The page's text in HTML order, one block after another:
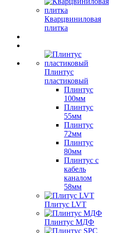
Кварцвиниловая
плитка
Плинтус
пластиковый
Плинтус
100мм
Плинтус
55мм
Плинтус
72мм
Плинтус
80мм
Плинтус с
кабель
каналом
58мм
Плитус LVT
Плинтус МДФ